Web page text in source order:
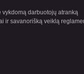
darbuotojų atranką
ir savanorišką veiklą